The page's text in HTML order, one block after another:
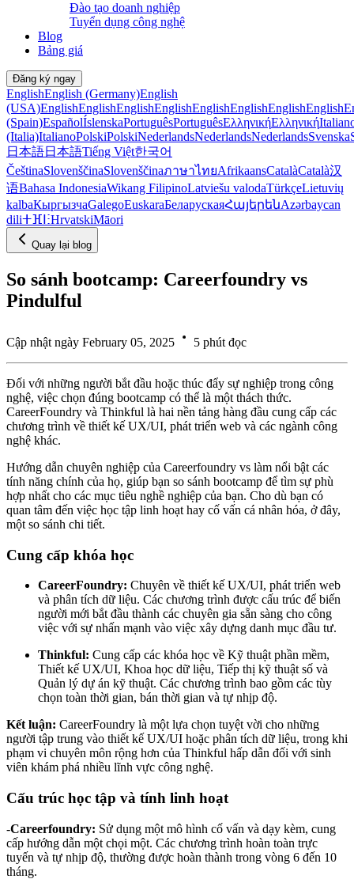
Đào tạo doanh nghiệp
Tuyển dụng công nghệ
Blog
Bảng giá
Đăng ký ngay
EnglishEnglish (Germany)English
(USA)EnglishEnglishEnglishEnglishEnglishEnglishEnglishEnglish
(Spain)EspañolÍslenskaPortuguêsPortuguêsΕλληνικήΕλληνική
(Italia)ItalianoPolskiPolskiNederlandsNederlandsNederlandsSvenska
日本語日本語Tiếng Việt한국어
ČeštinaSlovenščinaSlovenščinaภาษาไทยAfrikaansCatalàCatalà汉
语Bahasa IndonesiaWikang FilipinoLatviešu valodaTürkçeLietuvių
kalbaКыргызчаGalegoEuskaraБеларускаяՀայերենAzərbaycan
diliⵜⴼⵏⵗHrvatskiMāori
Quay lại blog
So sánh bootcamp: Careerfoundry vs
Pindulful
Cập nhật ngày February 05, 2025 5 phút đọc
Đối với những người bắt đầu hoặc thúc đẩy sự nghiệp trong công
nghệ, việc chọn đúng bootcamp có thể là một thách thức.
CareerFoundry và Thinkful là hai nền tảng hàng đầu cung cấp các
chương trình về thiết kế UX/UI, phát triển web và các ngành công
nghệ khác.
Hướng dẫn chuyên nghiệp của Careerfoundry vs làm nổi bật các
tính năng chính của họ, giúp bạn so sánh bootcamp để tìm sự phù
hợp nhất cho các mục tiêu nghề nghiệp của bạn. Cho dù bạn có
quan tâm đến việc học tập linh hoạt hay cố vấn cá nhân hóa, ở đây,
một so sánh chi tiết.
Cung cấp khóa học
CareerFoundry: Chuyên về thiết kế UX/UI, phát triển web
và phân tích dữ liệu. Các chương trình được cấu trúc để biến
người mới bắt đầu thành các chuyên gia sẵn sàng cho công
việc với sự nhấn mạnh vào việc xây dựng danh mục đầu tư.
Thinkful: Cung cấp các khóa học về Kỹ thuật phần mềm,
Thiết kế UX/UI, Khoa học dữ liệu, Tiếp thị kỹ thuật số và
Quản lý dự án kỹ thuật. Các chương trình bao gồm các tùy
chọn toàn thời gian, bán thời gian và tự nhịp độ.
Kết luận: CareerFoundry là một lựa chọn tuyệt vời cho những
người tập trung vào thiết kế UX/UI hoặc phân tích dữ liệu, trong khi
phạm vi chuyên môn rộng hơn của Thinkful hấp dẫn đối với sinh
viên khám phá nhiều lĩnh vực công nghệ.
Cấu trúc học tập và tính linh hoạt
-Careerfoundry: Sử dụng một mô hình cố vấn và dạy kèm, cung
cấp hướng dẫn một chọi một. Các chương trình hoàn toàn trực
tuyến và tự nhịp độ, thường được hoàn thành trong vòng 6 đến 10
tháng.